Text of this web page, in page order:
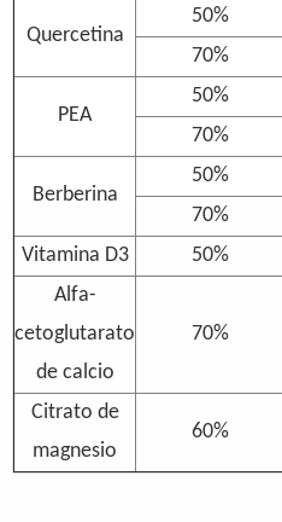
Quercetina
50%
70%
PEA
50%
70%
Berberina
50%
70%
Vitamina D3
50%
Alfa-
cetoglutarato
de calcio
70%
Citrato de
magnesio
60%